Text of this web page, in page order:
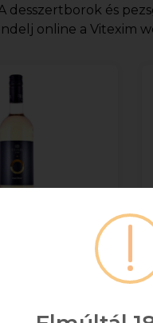
desszertborok és
online a Vitexim
***DRS